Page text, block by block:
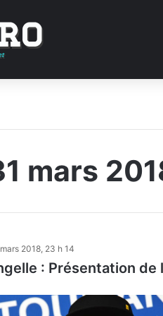
mars
2018, 23 h 14
: Présentation de